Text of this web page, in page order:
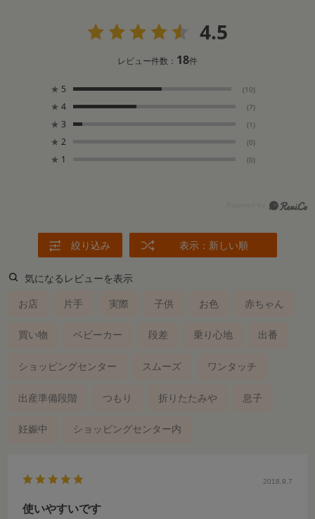
4.5
レビュー件数： 18件
★ 5 (10)
★ 4 (7)
★ 3 (1)
★ 2 (0)
★ 1 (0)
絞り込み 表示：新しい順
気になるレビューを表示
お店 片手 実際 子供 お色 赤ちゃん
買い物 ベビーカー 段差 乗り心地 出番
ショッピングセンター スムーズ ワンタッチ
出産準備段階 つもり 折りたたみや 息子
妊娠中 ショッピングセンター内
2018.9.7
使いやすいです